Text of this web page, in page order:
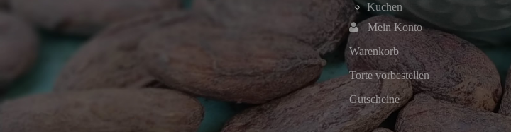
Kuchen
Mein Konto
Warenkorb
Torte vorbestellen
Gutscheine